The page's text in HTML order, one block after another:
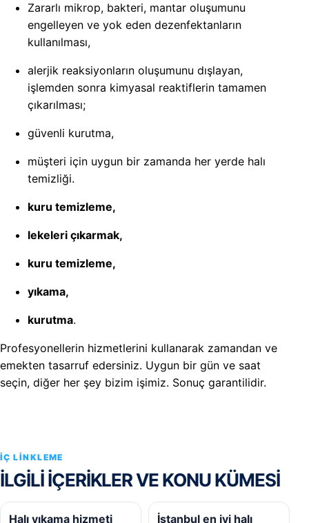
Zararlı mikrop, bakteri, mantar oluşumunu
engelleyen ve yok eden dezenfektanların
kullanılması,
alerjik reaksiyonların oluşumunu dışlayan,
işlemden sonra kimyasal reaktiflerin tamamen
çıkarılması;
güvenli kurutma,
müşteri için uygun bir zamanda her yerde halı
temizliği.
kuru temizleme,
lekeleri çıkarmak,
kuru temizleme,
yıkama,
kurutma.
Profesyonellerin hizmetlerini kullanarak zamandan ve
emekten tasarruf edersiniz. Uygun bir gün ve saat
seçin, diğer her şey bizim işimiz. Sonuç garantilidir.
İÇ LINKLEME
İLGILI IÇERIKLER VE KONU KÜMESI
Halı yıkama hizmeti İstanbul en iyi halı